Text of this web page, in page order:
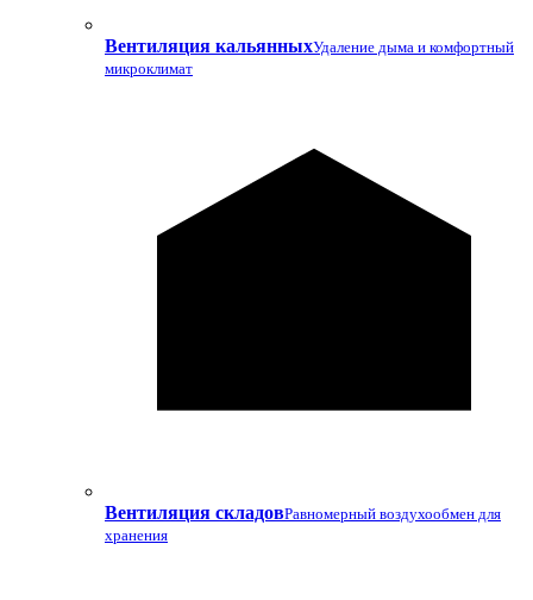
Вентиляция кальянныхУдаление дыма и комфортный
микроклимат
Вентиляция складовРавномерный воздухообмен для
хранения